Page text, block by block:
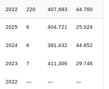
2022 220 407,683 44.760
2025
2024
2023
2022
6
6
7
—
404,721
391,432
411,306
—
25.024
44.852
29.746
—